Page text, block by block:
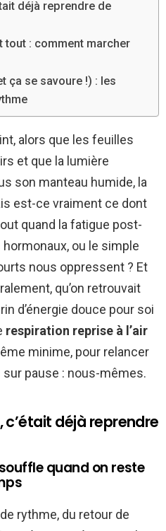
déjà reprendre de
tout : comment marcher
ça se savoure !) : les
alors que les feuilles
et que la lumière
son manteau humide, la
est-ce vraiment ce dont
quand la fatigue post-
ou le simple
nous oppressent ? Et
qu’on retrouvait
d’énergie douce pour soi
respiration reprise à l’air
minime, pour relancer
pause : nous-mêmes.
c’était déjà reprendre
quand on reste
rythme, du retour de